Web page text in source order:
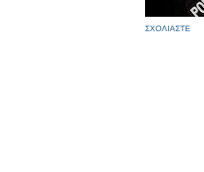
ΣΧΟΛΙΑΣΤΕ